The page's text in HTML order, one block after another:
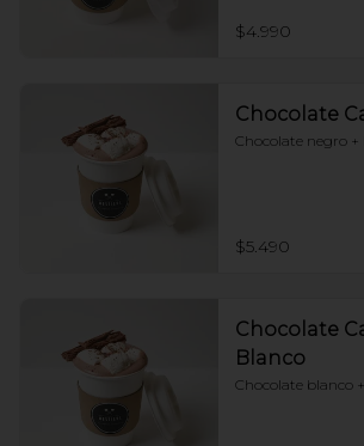
$4.990
Chocolate
Chocolate negro
$5.490
Chocolate
Blanco
Chocolate blanco